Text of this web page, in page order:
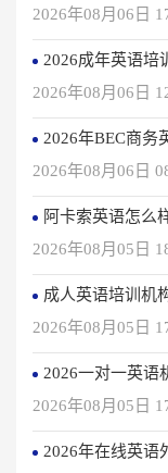
2026年08月06日
2026成年英语培
2026年08月06日
2026年BEC商务
2026年08月06日
阿卡索英语怎么
2026年08月05日
成人英语培训机构
2026年08月05日
2026一对一英语
2026年08月05日
2026年在线英语